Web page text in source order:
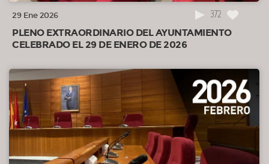
29 Ene 2026 372
PLENO EXTRAORDINARIO DEL AYUNTAMIENTO
CELEBRADO EL 29 DE ENERO DE 2026